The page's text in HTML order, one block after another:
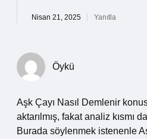
Nisan 21, 2025 Yanıtla
Öykü
Aşk Çayı Nasıl Demlenir
aktarılmış, fakat analiz kısmı
Burada söylenmek istenenle